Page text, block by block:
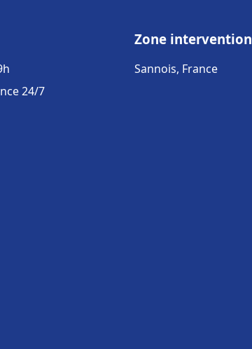
24/7
Zone intervention
Sannois, France